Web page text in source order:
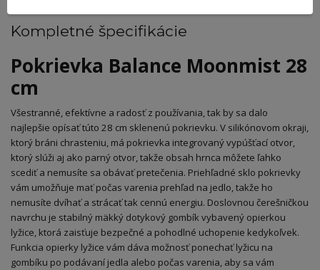
Kompletné špecifikácie
Pokrievka Balance Moonmist 28
cm
Všestranné, efektívne a radosť z používania, tak by sa dalo
najlepšie opísať túto 28 cm sklenenú pokrievku. V silikónovom okraji,
ktorý bráni chrasteniu, má pokrievka integrovaný vypúšťací otvor,
ktorý slúži aj ako parný otvor, takže obsah hrnca môžete ľahko
scediť a nemusíte sa obávať pretečenia. Priehľadné sklo pokrievky
vám umožňuje mať počas varenia prehľad na jedlo, takže ho
nemusíte dvíhať a strácať tak cennú energiu. Doslovnou čerešničkou
navrchu je stabilný mäkký dotykový gombík vybavený opierkou
lyžice, ktorá zaisťuje bezpečné a pohodlné uchopenie kedykoľvek.
Funkcia opierky lyžice vám dáva možnosť ponechať lyžicu na
gombíku po podávaní jedla alebo počas varenia, aby sa vám